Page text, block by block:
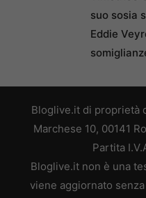
suo sosia
Eddie
Bloglive.it di proprietà
Marchese 10, 00141
Partita
Bloglive.it non è una
viene aggiornato